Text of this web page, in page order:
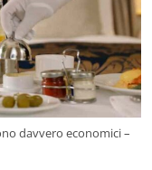
davvero economici –